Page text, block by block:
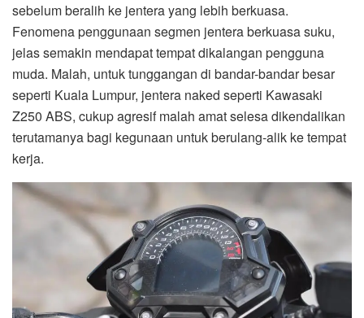
sebelum beralih ke jentera yang lebih berkuasa.
Fenomena penggunaan segmen jentera berkuasa suku,
jelas semakin mendapat tempat dikalangan pengguna
muda. Malah, untuk tunggangan di bandar-bandar besar
seperti Kuala Lumpur, jentera naked seperti Kawasaki
Z250 ABS, cukup agresif malah amat selesa dikendalikan
terutamanya bagi kegunaan untuk berulang-alik ke tempat
kerja.